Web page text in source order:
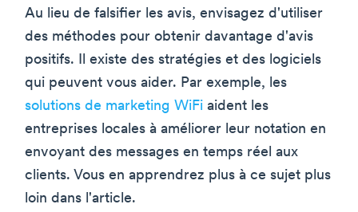
Au lieu de falsifier les avis, envisagez d'utiliser
des méthodes pour obtenir davantage d'avis
positifs. Il existe des stratégies et des logiciels
qui peuvent vous aider. Par exemple, les
solutions de marketing WiFi aident les
entreprises locales à améliorer leur notation en
envoyant des messages en temps réel aux
clients. Vous en apprendrez plus à ce sujet plus
loin dans l'article.